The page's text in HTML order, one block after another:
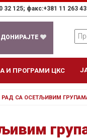
32 125; факс:+381 11 263
ДОНИРАЈТЕ
И ПРОГРАМИ ЦКС
РАД СА ОСЕТЉИВИМ